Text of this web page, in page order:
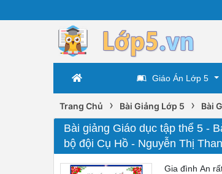
Giáo Án Lớp 5
Trang Chủ › Bài Giảng Lớp 5 › Bài
Bài giảng Giáo dục tập thể 5 -
bộ đội Cụ Hồ - Nguyễn Thị
Gia đình An